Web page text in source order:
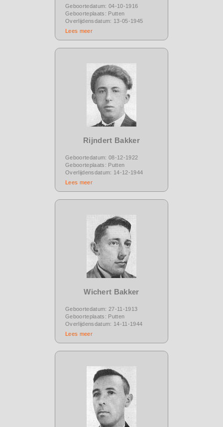
Geboortedatum: 04-10-1916
Geboorteplaats: Putten
Overlijdensdatum: 13-05-1945
Lees meer
Rijndert Bakker
Geboortedatum: 08-12-1922
Geboorteplaats: Putten
Overlijdensdatum: 14-12-1944
Lees meer
Wichert Bakker
Geboortedatum: 27-11-1913
Geboorteplaats: Putten
Overlijdensdatum: 14-11-1944
Lees meer